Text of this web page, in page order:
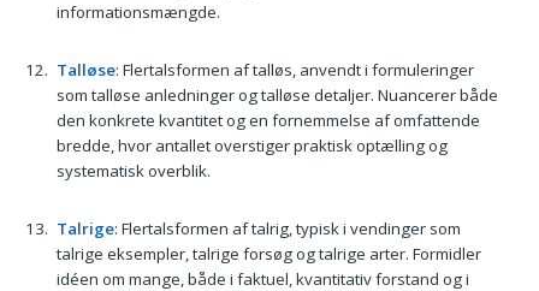
informationsmængde.
Talløse: Flertalsformen af talløs, anvendt i formuleringer
som talløse anledninger og talløse detaljer. Nuancerer både
den konkrete kvantitet og en fornemmelse af omfattende
bredde, hvor antallet overstiger praktisk optælling og
systematisk overblik.
Talrige: Flertalsformen af talrig, typisk i vendinger som
talrige eksempler, talrige forsøg og talrige arter. Formidler
idéen om mange, både i faktuel, kvantitativ forstand og i